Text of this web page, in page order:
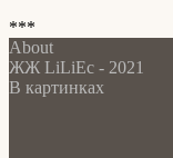
***
About
ЖЖ LiLiEc - 2021
В картинках